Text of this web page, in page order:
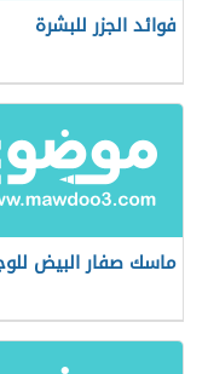
فوائد الجزر للبشرة
ماسك صفار البيض